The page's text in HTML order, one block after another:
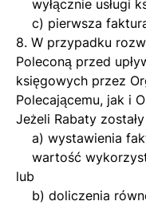
wyłącznie usługi
c) pierwsza
8. W przypadku
Poleconą przed
księgowych przez
Polecającemu, jak i
Jeżeli Rabaty
a) wystawienia
wartość
lub
b) doliczenia